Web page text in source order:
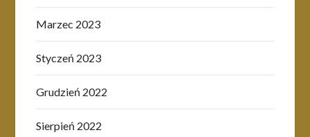
Marzec 2023
Styczeń 2023
Grudzień 2022
Sierpień 2022